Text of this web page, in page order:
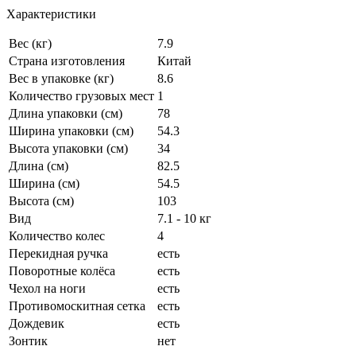
Характеристики
Вес (кг)
7.9
Страна изготовления
Китай
Вес в упаковке (кг)
8.6
Количество грузовых мест 1
Длина упаковки (см)
78
Ширина упаковки (см)
54.3
Высота упаковки (см)
34
Длина (см)
82.5
Ширина (см)
54.5
Высота (см)
103
Вид
7.1 - 10 кг
Количество колес
4
Перекидная ручка
есть
Поворотные колёса
есть
Чехол на ноги
есть
Противомоскитная сетка
есть
Дождевик
есть
Зонтик
нет